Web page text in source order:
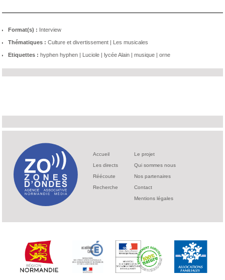
Format(s) : Interview
Thématiques : Culture et divertissement Les musicales
Etiquettes : hyphen hyphen Luciole lycée Alain musique orne
Accueil
Les directs
Réécoute
Recherche
Le projet
Qui sommes nous
Nos partenaires
Contact
Mentions légales